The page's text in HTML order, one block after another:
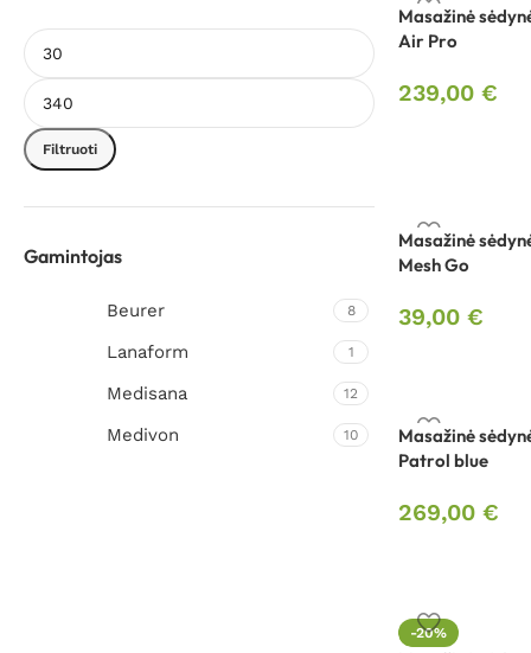
Filtruoti
Gamintojas
Beurer 8
Lanaform 1
Medisana 12
Medivon 10
Masažinė
Air Pro
239,00 €
Masažinė
Mesh Go
39,00 €
Masažinė
Patrol blue
269,00 €
-20%